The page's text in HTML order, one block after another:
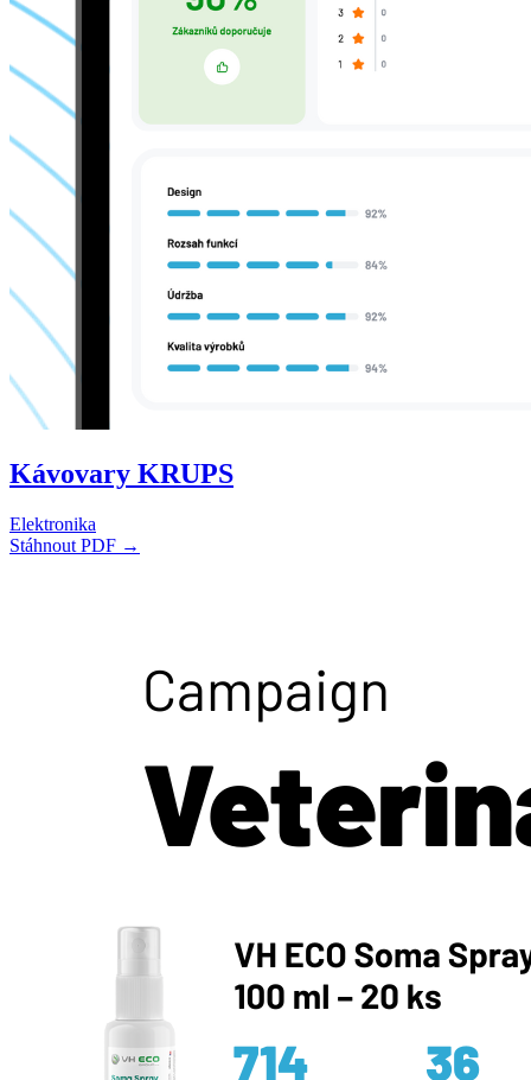
Kávovary KRUPS
Elektronika
Stáhnout PDF →